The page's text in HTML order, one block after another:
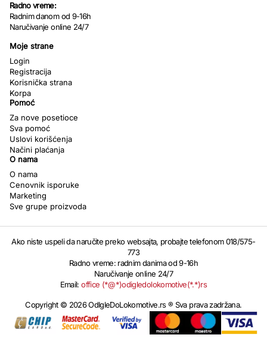
Radno vreme:
Radnim danom od 9-16h
Naručivanje online 24/7
Moje strane
Login
Registracija
Korisnička strana
Korpa
Pomoć
Za nove posetioce
Sva pomoć
Uslovi korišćenja
Načini plaćanja
O nama
O nama
Cenovnik isporuke
Marketing
Sve grupe proizvoda
Ako niste uspeli da naručite preko websajta, probajte telefonom 018/575-
773
Radno vreme: radnim danima od 9-16h
Naručivanje online 24/7
Email:office (*@*)odigledolokomotive(*.*)rs
Copyright © 2026 OdIgleDoLokomotive.rs ® Sva prava zadržana.